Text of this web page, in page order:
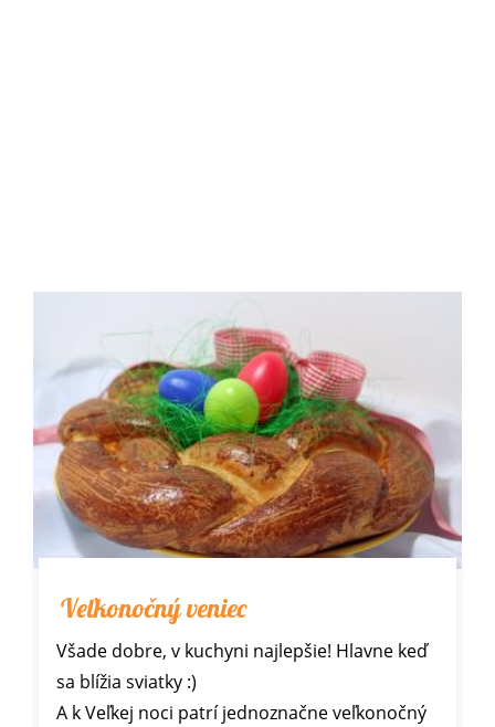
Veľkonočný veniec
Všade dobre, v kuchyni najlepšie! Hlavne keď
sa blížia sviatky :)
A k Veľkej noci patrí jednoznačne veľkonočný